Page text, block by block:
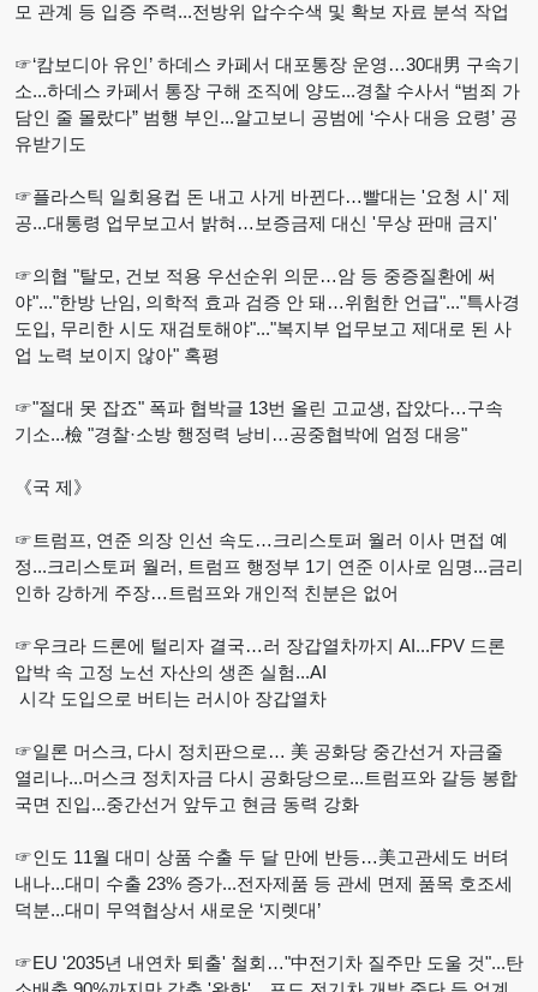
모 관계 등 입증 주력...전방위 압수수색 및 확보 자료 분석 작업
☞‘캄보디아 유인’ 하데스 카페서 대포통장 운영…30대男 구속기
소...하데스 카페서 통장 구해 조직에 양도...경찰 수사서 “범죄 가
담인 줄 몰랐다” 범행 부인...알고보니 공범에 ‘수사 대응 요령’ 공
유받기도
☞플라스틱 일회용컵 돈 내고 사게 바뀐다…빨대는 '요청 시' 제
공...대통령 업무보고서 밝혀…보증금제 대신 '무상 판매 금지'
☞의협 "탈모, 건보 적용 우선순위 의문…암 등 중증질환에 써
야"..."한방 난임, 의학적 효과 검증 안 돼…위험한 언급"..."특사경
도입, 무리한 시도 재검토해야"..."복지부 업무보고 제대로 된 사
업 노력 보이지 않아" 혹평
☞"절대 못 잡죠" 폭파 협박글 13번 올린 고교생, 잡았다…구속
기소...檢 "경찰·소방 행정력 낭비…공중협박에 엄정 대응"
《국 제》
☞트럼프, 연준 의장 인선 속도…크리스토퍼 월러 이사 면접 예
정...크리스토퍼 월러, 트럼프 행정부 1기 연준 이사로 임명...금리
인하 강하게 주장…트럼프와 개인적 친분은 없어
☞우크라 드론에 털리자 결국…러 장갑열차까지 AI...FPV 드론
압박 속 고정 노선 자산의 생존 실험...AI
시각 도입으로 버티는 러시아 장갑열차
☞일론 머스크, 다시 정치판으로… 美 공화당 중간선거 자금줄
열리나...머스크 정치자금 다시 공화당으로...트럼프와 갈등 봉합
국면 진입...중간선거 앞두고 현금 동력 강화
☞인도 11월 대미 상품 수출 두 달 만에 반등…美고관세도 버텨
내나...대미 수출 23% 증가...전자제품 등 관세 면제 품목 호조세
덕분...대미 무역협상서 새로운 ‘지렛대’
☞EU '2035년 내연차 퇴출' 철회…"中전기차 질주만 도울 것"...탄